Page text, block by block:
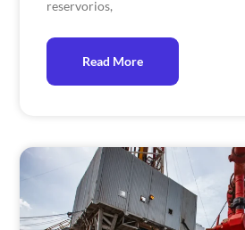
reservorios,
Read More